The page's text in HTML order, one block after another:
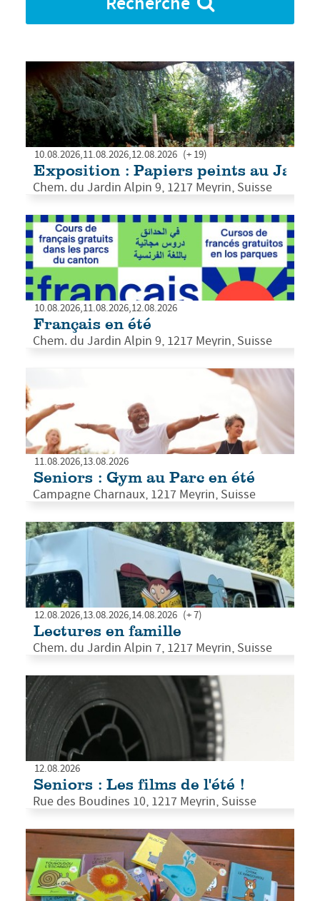
Exposition : Papiers peints au
Chem. du Jardin Alpin 9, 1217 Meyrin, Suisse
10.08.2026 11.08.2026 12.08.2026 (+ 19)
Français en été
Chem. du Jardin Alpin 9, 1217 Meyrin, Suisse
10.08.2026 11.08.2026 12.08.2026
Seniors : Gym au Parc en été
Campagne Charnaux, 1217 Meyrin, Suisse
11.08.2026 13.08.2026
Lectures en famille
Chem. du Jardin Alpin 7, 1217 Meyrin, Suisse
12.08.2026 13.08.2026 14.08.2026 (+ 7)
Seniors : Les films de l'été !
Rue des Boudines 10, 1217 Meyrin, Suisse
12.08.2026